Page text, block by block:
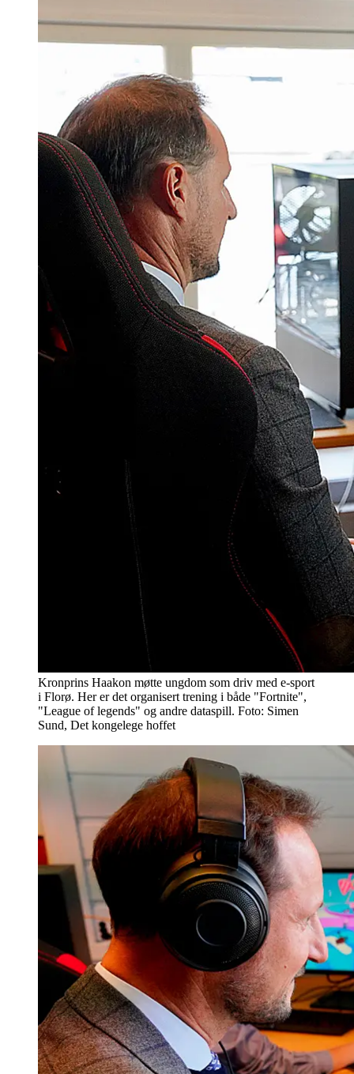
Kronprins Haakon møtte ungdom som driv med e-sport
i Florø. Her er det organisert trening i både "Fortnite",
"League of legends" og andre dataspill. Foto: Simen
Sund, Det kongelege hoffet